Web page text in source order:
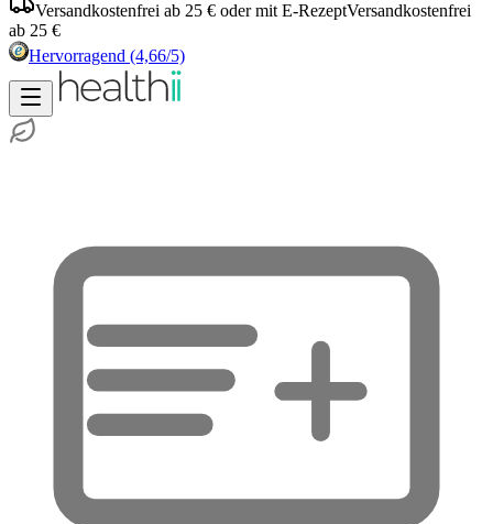
Versandkostenfrei ab 25 € oder mit E-RezeptVersandkostenfrei
ab 25 €
Hervorragend (4,66/5)